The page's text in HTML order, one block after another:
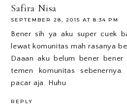
Safira Nisa
SEPTEMBER 28, 2015 AT 8:34 PM
Bener sih ya aku super cuek
lewat komunitas mah rasanya
Daaan aku belum bener
temen komunitas
pacar aja. Huhu
REPLY